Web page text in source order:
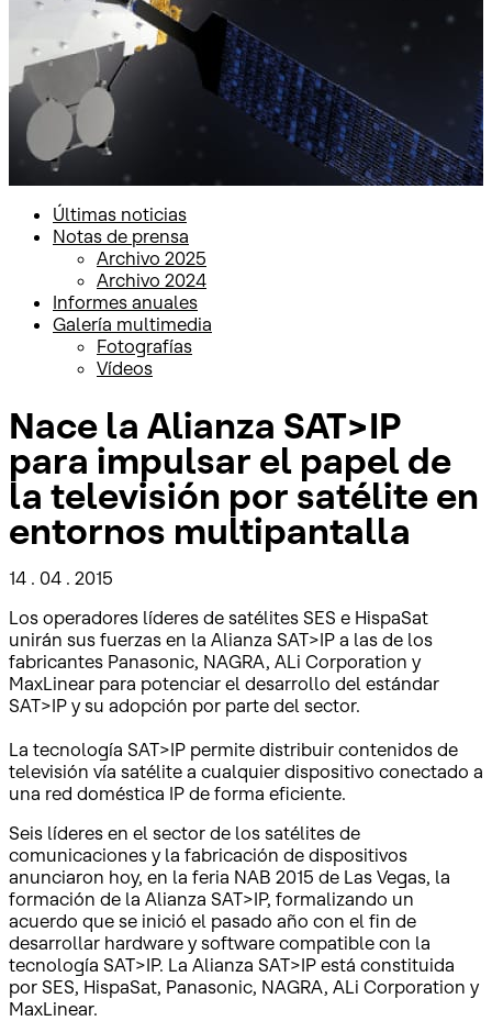
Últimas noticias
Notas de prensa
Archivo 2025
Archivo 2024
Informes anuales
Galería multimedia
Fotografías
Vídeos
Nace la Alianza SAT>IP
para impulsar el papel de
la televisión por satélite en
entornos multipantalla
14 . 04 . 2015
Los operadores líderes de satélites SES e HispaSat
unirán sus fuerzas en la Alianza SAT>IP a las de los
fabricantes Panasonic, NAGRA, ALi Corporation y
MaxLinear para potenciar el desarrollo del estándar
SAT>IP y su adopción por parte del sector.
La tecnología SAT>IP permite distribuir contenidos de
televisión vía satélite a cualquier dispositivo conectado a
una red doméstica IP de forma eficiente.
Seis líderes en el sector de los satélites de
comunicaciones y la fabricación de dispositivos
anunciaron hoy, en la feria NAB 2015 de Las Vegas, la
formación de la Alianza SAT>IP, formalizando un
acuerdo que se inició el pasado año con el fin de
desarrollar hardware y software compatible con la
tecnología SAT>IP. La Alianza SAT>IP está constituida
por SES, HispaSat, Panasonic, NAGRA, ALi Corporation y
MaxLinear.